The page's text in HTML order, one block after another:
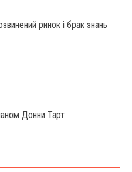
ринок і брак знань
Донни Тарт